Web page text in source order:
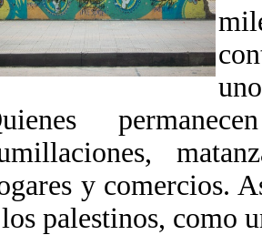
y comercios.
palestinos, como